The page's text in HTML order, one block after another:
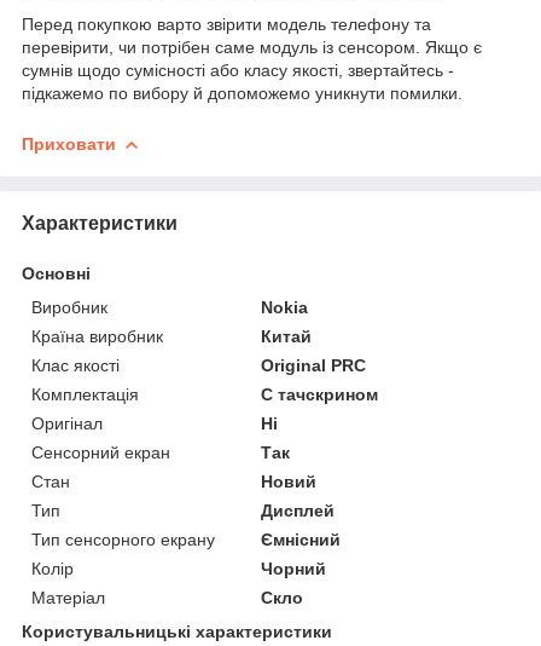
Перед покупкою варто звірити модель телефону та
перевірити, чи потрібен саме модуль із сенсором. Якщо є
сумнів щодо сумісності або класу якості, звертайтесь -
підкажемо по вибору й допоможемо уникнути помилки.
Приховати
Характеристики
Основні
Виробник
Nokia
Країна виробник
Китай
Клас якості
Original PRC
Комплектація
С тачскрином
Оригінал
Ні
Сенсорний екран
Так
Стан
Новий
Тип
Дисплей
Тип сенсорного екрану
Ємнісний
Колір
Чорний
Матеріал
Скло
Користувальницькі характеристики